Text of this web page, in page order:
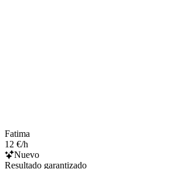
Fatima
12 €/h
Nuevo
Resultado garantizado